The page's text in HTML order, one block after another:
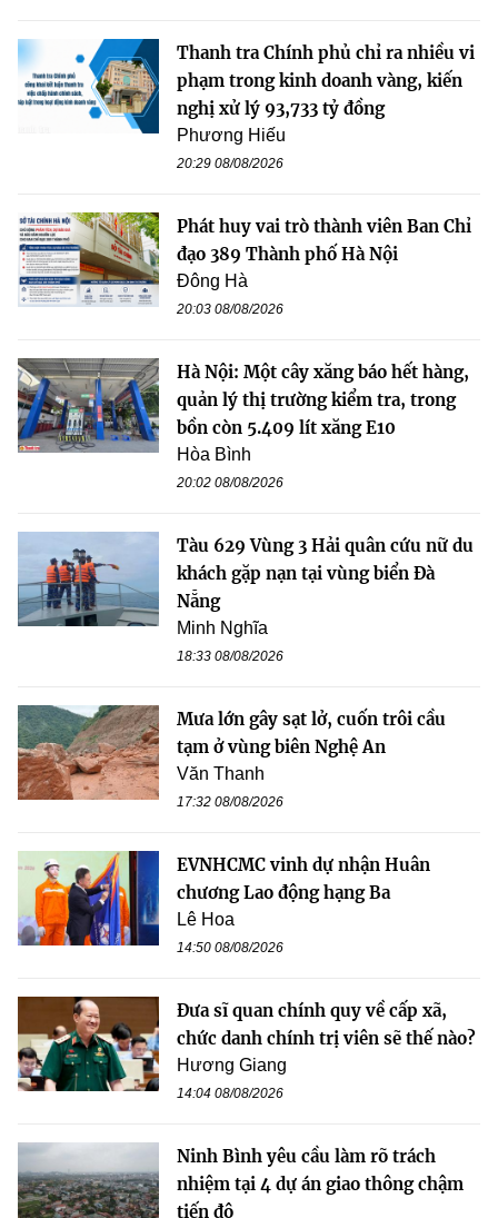
Thanh tra Chính phủ chỉ ra nhiều vi
phạm trong kinh doanh vàng, kiến
nghị xử lý 93,733 tỷ đồng
Phương Hiếu
20:29 08/08/2026
Phát huy vai trò thành viên Ban Chỉ
đạo 389 Thành phố Hà Nội
Đông Hà
20:03 08/08/2026
Hà Nội: Một cây xăng báo hết hàng,
quản lý thị trường kiểm tra, trong
bồn còn 5.409 lít xăng E10
Hòa Bình
20:02 08/08/2026
Tàu 629 Vùng 3 Hải quân cứu nữ du
khách gặp nạn tại vùng biển Đà
Nẵng
Minh Nghĩa
18:33 08/08/2026
Mưa lớn gây sạt lở, cuốn trôi cầu
tạm ở vùng biên Nghệ An
Văn Thanh
17:32 08/08/2026
EVNHCMC vinh dự nhận Huân
chương Lao động hạng Ba
Lê Hoa
14:50 08/08/2026
Đưa sĩ quan chính quy về cấp xã,
chức danh chính trị viên sẽ thế nào?
Hương Giang
14:04 08/08/2026
Ninh Bình yêu cầu làm rõ trách
nhiệm tại 4 dự án giao thông chậm
tiến độ